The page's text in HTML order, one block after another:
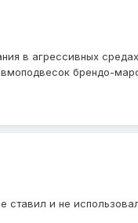
в агрессивных
брендо-
и не